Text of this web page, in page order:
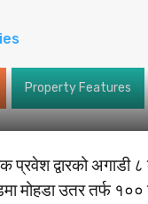
Property Features
प्रवेश द्वारको अगाडी
मोहडा उतर तर्फ